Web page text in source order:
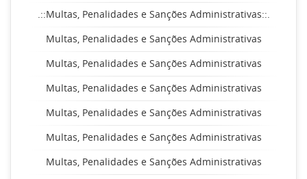
.::Multas, Penalidades e Sanções Administrativas::.
Multas, Penalidades e Sanções Administrativas
Multas, Penalidades e Sanções Administrativas
Multas, Penalidades e Sanções Administrativas
Multas, Penalidades e Sanções Administrativas
Multas, Penalidades e Sanções Administrativas
Multas, Penalidades e Sanções Administrativas